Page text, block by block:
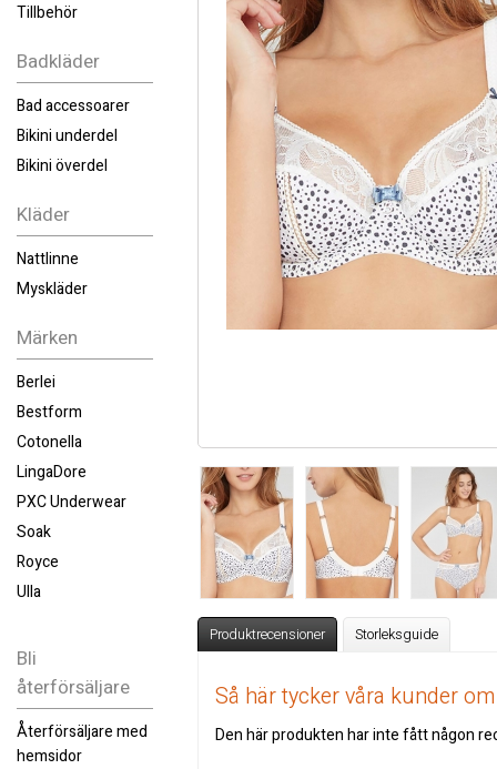
Tillbehör
Badkläder
Bad accessoarer
Bikini underdel
Bikini överdel
Kläder
Nattlinne
Myskläder
Märken
Berlei
Bestform
Cotonella
LingaDore
PXC Underwear
Soak
Royce
Ulla
Bli
återförsäljare
Återförsäljare med
hemsidor
Produktrecensioner Storleksguide
Så här tycker våra kunder
Den här produkten har inte fått någon